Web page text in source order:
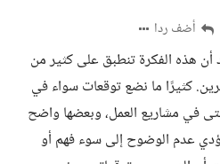
أضف ردا
هذه الفكرة تنطبق على كثير من
كثيرًا ما نضع توقعات سواء في
في مشاريع العمل، وبعضها واضح
عدم الوضوح إلى سوء فهم أو